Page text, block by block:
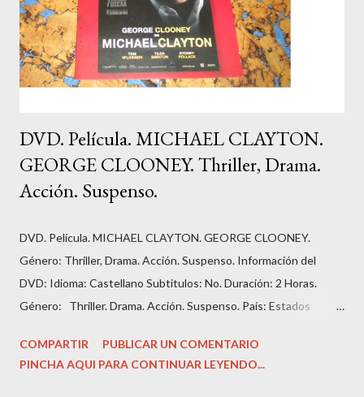
DVD. Película. MICHAEL CLAYTON.
GEORGE CLOONEY. Thriller, Drama.
Acción. Suspenso.
DVD. Película. MICHAEL CLAYTON. GEORGE CLOONEY.
Género: Thriller, Drama. Acción. Suspenso. Información del
DVD: Idioma: Castellano Subtitulos: No. Duración: 2 Horas.
Género: Thriller. Drama. Acción. Suspenso. País: Estados
‎Tony Gilroy. Guión: Tony Gilroy. Fecha de lanzamiento: ‎ 2007.
Actores: ‎George Clooney, Ton Wilkinson, Tilda Swinton...
COMPARTIR
PUBLICAR UN COMENTARIO
PINCHA AQUI PARA CONTINUAR LEYENDO...